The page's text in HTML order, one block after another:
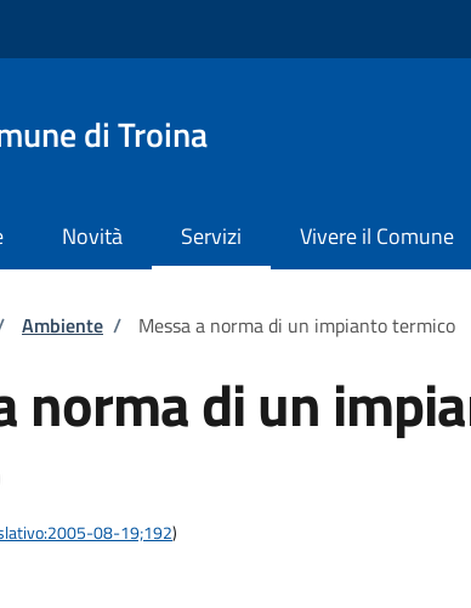
di Troina
Novità Servizi Vivere il Comune
pane
Ambiente / Messa a norma di un impianto termico
norma di un
08-19;192)